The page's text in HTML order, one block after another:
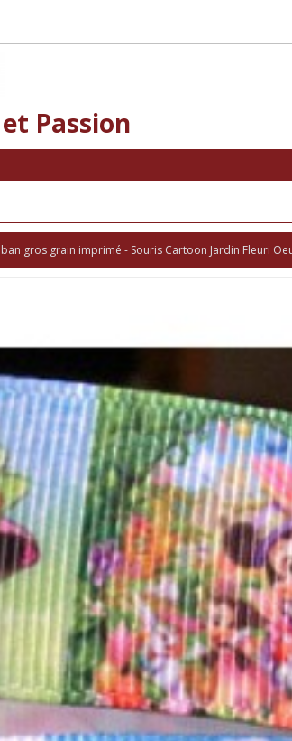
Passion
gros grain imprimé - Souris Cartoon Jardin Fleuri